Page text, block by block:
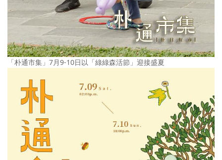
「朴通市集」7月9-10日以「綠綠森活節」迎接盛夏